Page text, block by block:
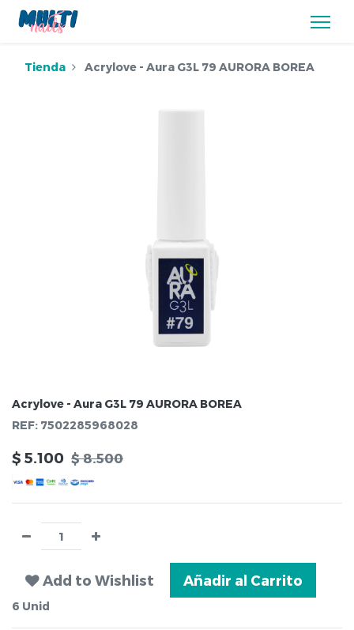
Tienda Acrylove - Aura G3L 79 AURORA BOREA
Acrylove - Aura G3L 79 AURORA BOREA
REF: 7502285968028
$ 5.100 $8.500
Add to Wishlist Añadir al Carrito
6 Unid